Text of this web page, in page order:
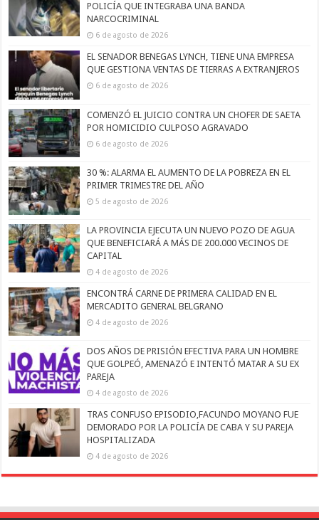
POLICÍA QUE INTEGRABA UNA BANDA
NARCOCRIMINAL
6 de agosto de 2026
EL SENADOR BENEGAS LYNCH, TIENE UNA EMPRESA
QUE GESTIONA VENTAS DE TIERRAS A EXTRANJEROS
6 de agosto de 2026
COMENZÓ EL JUICIO CONTRA UN CHOFER DE SAETA
POR HOMICIDIO CULPOSO AGRAVADO
6 de agosto de 2026
30 %: ALARMA EL AUMENTO DE LA POBREZA EN EL
PRIMER TRIMESTRE DEL AÑO
5 de agosto de 2026
LA PROVINCIA EJECUTA UN NUEVO POZO DE AGUA
QUE BENEFICIARÁ A MÁS DE 200.000 VECINOS DE
CAPITAL
4 de agosto de 2026
ENCONTRÁ CARNE DE PRIMERA CALIDAD EN EL
MERCADITO GENERAL BELGRANO
4 de agosto de 2026
DOS AÑOS DE PRISIÓN EFECTIVA PARA UN HOMBRE
QUE GOLPEÓ, AMENAZÓ E INTENTÓ MATAR A SU EX
PAREJA
4 de agosto de 2026
TRAS CONFUSO EPISODIO,FACUNDO MOYANO FUE
DEMORADO POR LA POLICÍA DE CABA Y SU PAREJA
HOSPITALIZADA
4 de agosto de 2026